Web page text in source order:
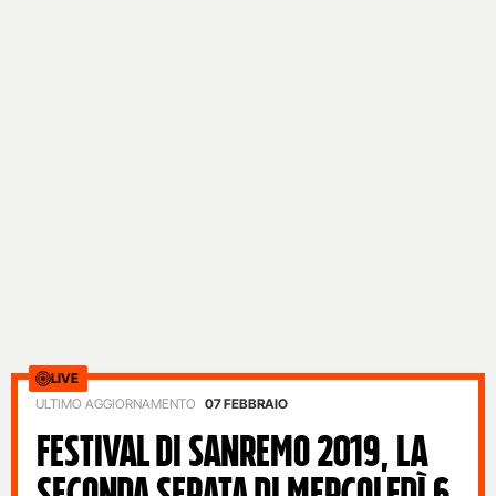
LIVE
ULTIMO AGGIORNAMENTO 07 FEBBRAIO
FESTIVAL DI SANREMO 2019, LA